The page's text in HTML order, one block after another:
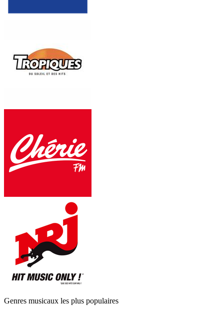
Genres musicaux les plus populaires